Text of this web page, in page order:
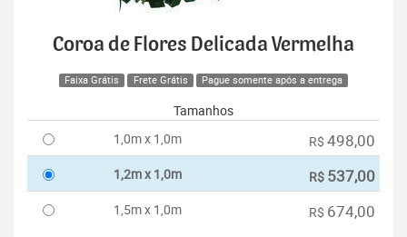
Coroa de Flores Delicada Vermelha
Faixa Grátis Frete Grátis Pague somente após a entrega
Tamanhos
1,0m x 1,0m
R$ 498,00
1,2m x 1,0m R$ 537,00
1,5m x 1,0m R$ 674,00